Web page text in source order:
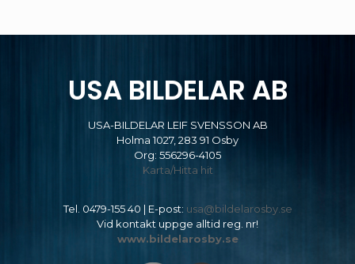
USA BILDELAR AB
USA-BILDELAR LEIF SVENSSON AB
Holma 1027, 283 91 Osby
Org: 556296-4105
Karta/Hitta hit
Tel. 0479-155 40 | E-post: usa@bildelarosby.se
Vid kontakt uppge alltid reg. nr!
www.bildelarosby.se